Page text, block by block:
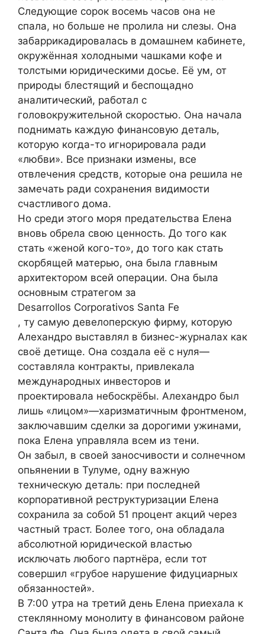
Следующие сорок восемь часов она не
спала, но больше не пролила ни слезы. Она
забаррикадировалась в домашнем кабинете,
окружённая холодными чашками кофе и
толстыми юридическими досье. Её ум, от
природы блестящий и беспощадно
аналитический, работал с
головокружительной скоростью. Она начала
поднимать каждую финансовую деталь,
которую когда-то игнорировала ради
«любви». Все признаки измены, все
отвлечения средств, которые она решила не
замечать ради сохранения видимости
счастливого дома.
Но среди этого моря предательства Елена
вновь обрела свою ценность. До того как
стать «женой кого-то», до того как стать
скорбящей матерью, она была главным
архитектором всей операции. Она была
основным стратегом за
Desarrollos Corporativos Santa Fe
, ту самую девелоперскую фирму, которую
Алехандро выставлял в бизнес-журналах как
своё детище. Она создала её с нуля—
составляла контракты, привлекала
международных инвесторов и
проектировала небоскрёбы. Алехандро был
лишь «лицом»—харизматичным фронтменом,
заключавшим сделки за дорогими ужинами,
пока Елена управляла всем из тени.
Он забыл, в своей заносчивости и солнечном
опьянении в Тулуме, одну важную
техническую деталь: при последней
корпоративной реструктуризации Елена
сохранила за собой 51 процент акций через
частный траст. Более того, она обладала
абсолютной юридической властью
исключать любого партнёра, если тот
совершил «грубое нарушение фидуциарных
обязанностей».
В 7:00 утра на третий день Елена приехала к
стеклянному монолиту в финансовом районе